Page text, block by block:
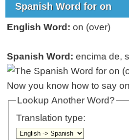
Spanish Word for on
English Word: on (over)
Spanish Word: encima de,
Now you know how to say
Lookup Another Word?
Translation type: